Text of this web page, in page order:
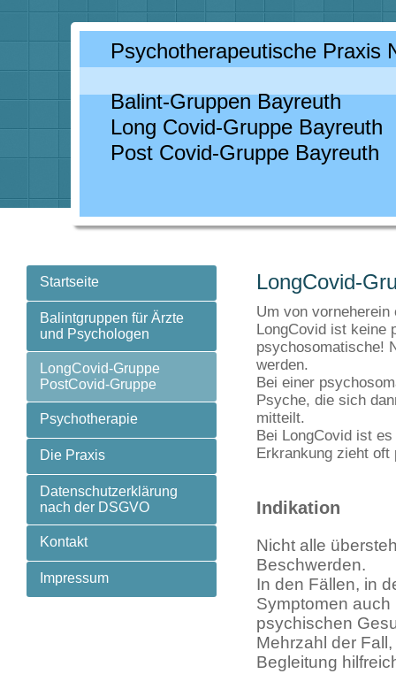
Psychotherapeutische Praxis
Balint-Gruppen Bayreuth
Long Covid-Gruppe Bayreuth
Post Covid-Gruppe Bayreuth
Startseite
Balintgruppen für Ärzte
und Psychologen
LongCovid-Gruppe
PostCovid-Gruppe
Psychotherapie
Die Praxis
Datenschutzerklärung
nach der DSGVO
Kontakt
Impressum
LongCovid-
Um von
LongCovid ist keine
psychosomatische!
werden.
Bei einer
Psyche, die sich
mitteilt.
Bei LongCovid ist
Erkrankung zieht
Indikation
Nicht alle
Beschwerden.
In den Fällen, in
Symptomen
psychischen
Mehrzahl der
Begleitung